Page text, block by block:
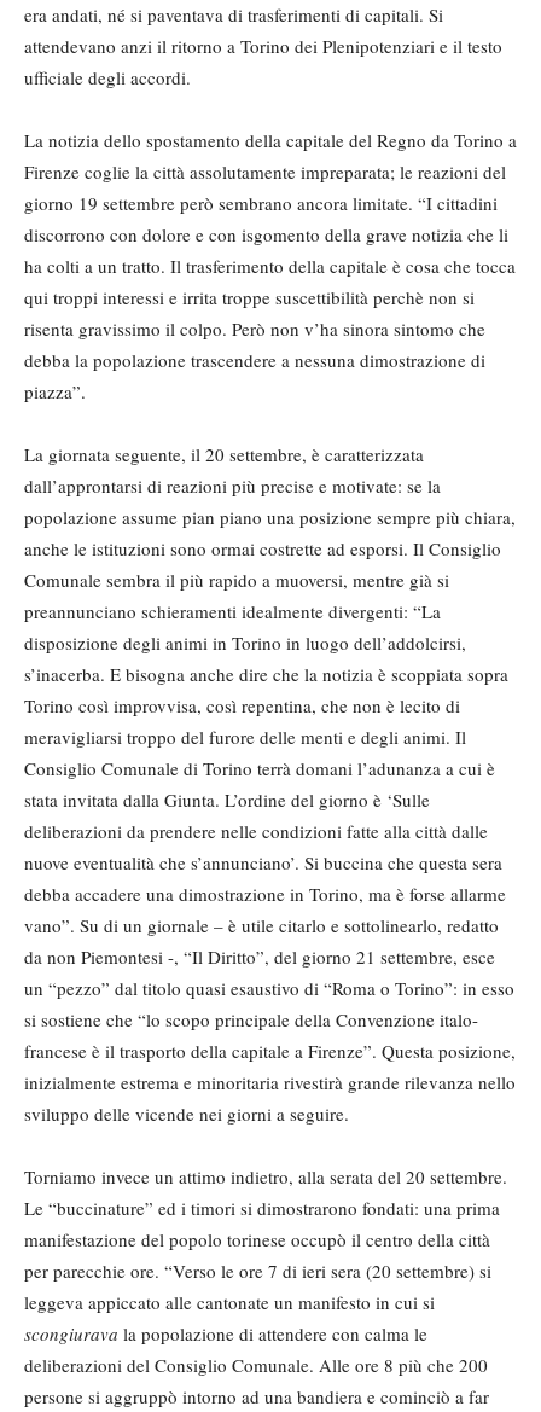
era andati, né si paventava di trasferimenti di capitali. Si
attendevano anzi il ritorno a Torino dei Plenipotenziari e il testo
ufficiale degli accordi.
La notizia dello spostamento della capitale del Regno da Torino a
Firenze coglie la città assolutamente impreparata; le reazioni del
giorno 19 settembre però sembrano ancora limitate. “I cittadini
discorrono con dolore e con isgomento della grave notizia che li
ha colti a un tratto. Il trasferimento della capitale è cosa che tocca
qui troppi interessi e irrita troppe suscettibilità perchè non si
risenta gravissimo il colpo. Però non v’ha sinora sintomo che
debba la popolazione trascendere a nessuna dimostrazione di
piazza”.
La giornata seguente, il 20 settembre, è caratterizzata
dall’approntarsi di reazioni più precise e motivate: se la
popolazione assume pian piano una posizione sempre più chiara,
anche le istituzioni sono ormai costrette ad esporsi. Il Consiglio
Comunale sembra il più rapido a muoversi, mentre già si
preannunciano schieramenti idealmente divergenti: “La
disposizione degli animi in Torino in luogo dell’addolcirsi,
s’inacerba. E bisogna anche dire che la notizia è scoppiata sopra
Torino così improvvisa, così repentina, che non è lecito di
meravigliarsi troppo del furore delle menti e degli animi. Il
Consiglio Comunale di Torino terrà domani l’adunanza a cui è
stata invitata dalla Giunta. L’ordine del giorno è ‘Sulle
deliberazioni da prendere nelle condizioni fatte alla città dalle
nuove eventualità che s’annunciano’. Si buccina che questa sera
debba accadere una dimostrazione in Torino, ma è forse allarme
vano”. Su di un giornale – è utile citarlo e sottolinearlo, redatto
da non Piemontesi -, “Il Diritto”, del giorno 21 settembre, esce
un “pezzo” dal titolo quasi esaustivo di “Roma o Torino”: in esso
si sostiene che “lo scopo principale della Convenzione italo-
francese è il trasporto della capitale a Firenze”. Questa posizione,
inizialmente estrema e minoritaria rivestirà grande rilevanza nello
sviluppo delle vicende nei giorni a seguire.
Torniamo invece un attimo indietro, alla serata del 20 settembre.
Le “buccinature” ed i timori si dimostrarono fondati: una prima
manifestazione del popolo torinese occupò il centro della città
per parecchie ore. “Verso le ore 7 di ieri sera (20 settembre) si
leggeva appiccato alle cantonate un manifesto in cui si
scongiurava la popolazione di attendere con calma le
deliberazioni del Consiglio Comunale. Alle ore 8 più che 200
persone si aggruppò intorno ad una bandiera e cominciò a far